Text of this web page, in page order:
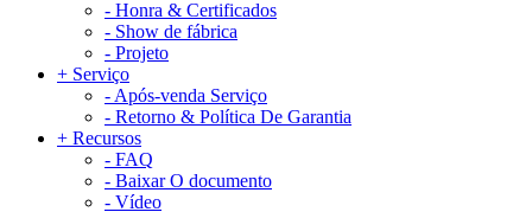
- Honra & Certificados
- Show de fábrica
- Projeto
+ Serviço
- Após-venda Serviço
- Retorno & Política De Garantia
+ Recursos
- FAQ
- Baixar O documento
- Vídeo